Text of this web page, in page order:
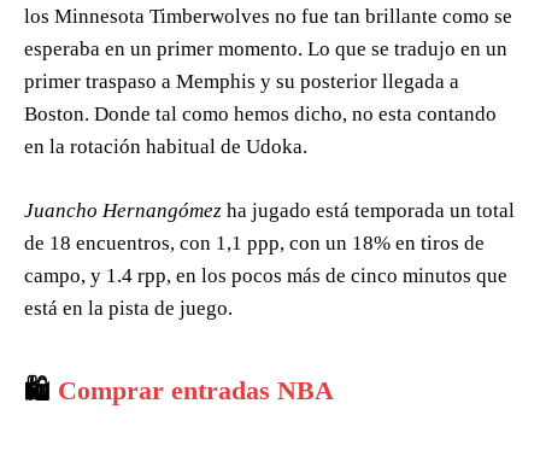
los Minnesota Timberwolves no fue tan brillante como se
esperaba en un primer momento. Lo que se tradujo en un
primer traspaso a Memphis y su posterior llegada a
Boston. Donde tal como hemos dicho, no esta contando
en la rotación habitual de Udoka.
Juancho Hernangómez ha jugado está temporada un total
de 18 encuentros, con 1,1 ppp, con un 18% en tiros de
campo, y 1.4 rpp, en los pocos más de cinco minutos que
está en la pista de juego.
🛍️ Comprar entradas NBA